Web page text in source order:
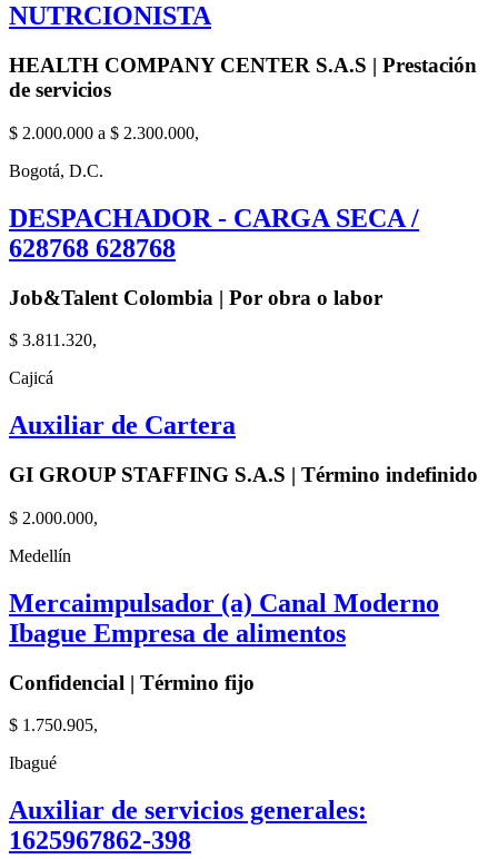
NUTRCIONISTA
HEALTH COMPANY CENTER S.A.S | Prestación
de servicios
$ 2.000.000 a $ 2.300.000,
Bogotá, D.C.
DESPACHADOR - CARGA SECA /
628768 628768
Job&Talent Colombia | Por obra o labor
$ 3.811.320,
Cajicá
Auxiliar de Cartera
GI GROUP STAFFING S.A.S | Término indefinido
$ 2.000.000,
Medellín
Mercaimpulsador (a) Canal Moderno
Ibague Empresa de alimentos
Confidencial | Término fijo
$ 1.750.905,
Ibagué
Auxiliar de servicios generales:
1625967862-398